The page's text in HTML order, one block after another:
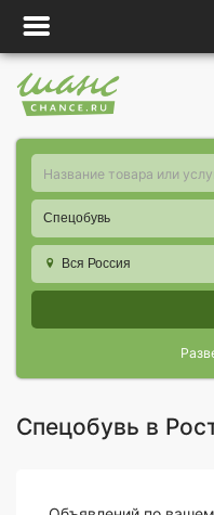
Спецобувь
Вся Россия
Спецобувь в